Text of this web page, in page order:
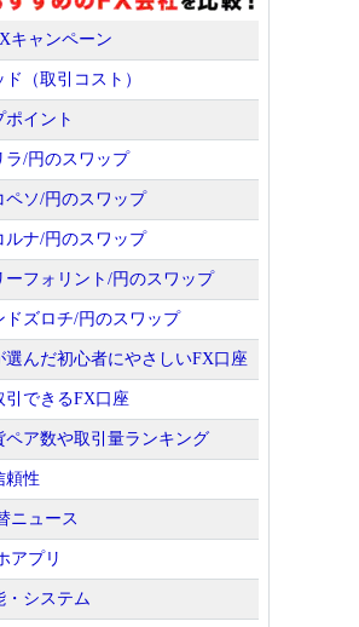
キャンペーン
ド（取引コスト）
ポイント
ラ/円のスワップ
ペソ/円のスワップ
ルナ/円のスワップ
ーフォリント/円のスワップ
ドズロチ/円のスワップ
選んだ初心者にやさしいFX口座
引できるFX口座
ペア数や取引量ランキング
頼性
ニュース
アプリ
・システム